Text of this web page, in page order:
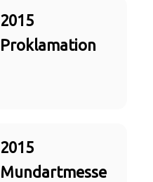
2015
Proklamation
2015
Mundartmesse